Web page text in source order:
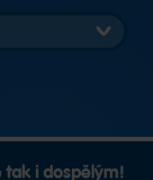
i dospělým!